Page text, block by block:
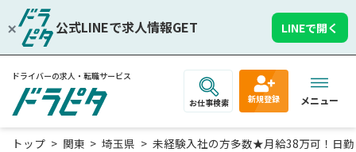
公式LINEで求人情報GET LINEで開く
ドライバーの求人・転職サービス
お仕事検索 新規登録 メニュー
トップ 関東 埼玉県 未経験入社の方多数★月給38万可！日